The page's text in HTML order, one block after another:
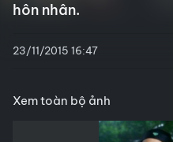
hôn nhân.
23/11/2015 16:47
Xem toàn bộ ảnh